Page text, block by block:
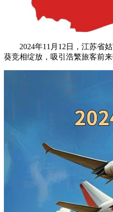
2024年11月12日，江苏省姑
葵竞相绽放，吸引浩繁旅客前